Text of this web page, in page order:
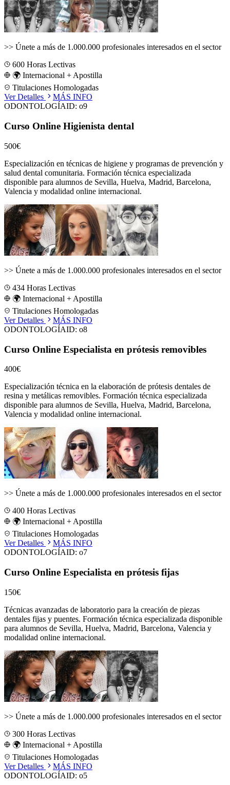
>> Únete a más de 1.000.000 profesionales interesados en el sector
600 Horas Lectivas
🌍 Internacional + Apostilla
Titulaciones Homologadas
Ver Detalles
MÁS INFO
ODONTOLOGÍAID: o9
Curso Online Higienista dental
500€
Especialización en técnicas de higiene y programas de prevención y
salud dental comunitaria. Formación técnica especializada
disponible para alumnos de Sevilla, Huelva, Madrid, Barcelona,
Valencia y modalidad online internacional.
>> Únete a más de 1.000.000 profesionales interesados en el sector
434 Horas Lectivas
🌍 Internacional + Apostilla
Titulaciones Homologadas
Ver Detalles
MÁS INFO
ODONTOLOGÍAID: o8
Curso Online Especialista en prótesis removibles
400€
Especialización técnica en la elaboración de prótesis dentales de
resina y metálicas removibles. Formación técnica especializada
disponible para alumnos de Sevilla, Huelva, Madrid, Barcelona,
Valencia y modalidad online internacional.
>> Únete a más de 1.000.000 profesionales interesados en el sector
400 Horas Lectivas
🌍 Internacional + Apostilla
Titulaciones Homologadas
Ver Detalles
MÁS INFO
ODONTOLOGÍAID: o7
Curso Online Especialista en prótesis fijas
150€
Técnicas avanzadas de laboratorio para la creación de piezas
dentales fijas y puentes. Formación técnica especializada disponible
para alumnos de Sevilla, Huelva, Madrid, Barcelona, Valencia y
modalidad online internacional.
>> Únete a más de 1.000.000 profesionales interesados en el sector
300 Horas Lectivas
🌍 Internacional + Apostilla
Titulaciones Homologadas
Ver Detalles
MÁS INFO
ODONTOLOGÍAID: o5